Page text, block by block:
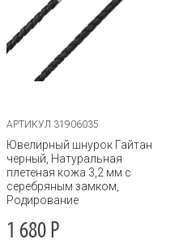
АРТИКУЛ 31906035
Ювелирный шнурок Гайтан
черный, Натуральная
плетеная кожа 3,2 мм с
серебряным замком,
Родирование
1 680 Р